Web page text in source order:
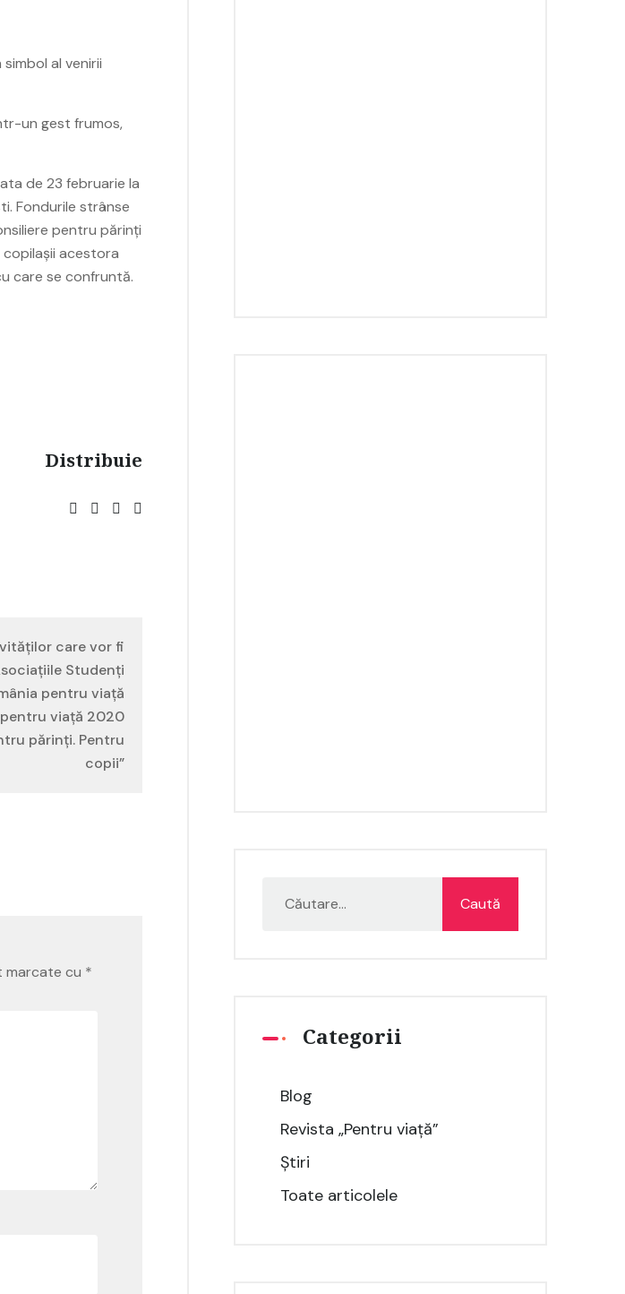
al venirii
un gest frumos,
de 23 februarie la
Fondurile strânse
pentru părinți
copilașii acestora
care se confruntă.
Distribuie
care vor fi
Studenți
pentru viață
viață 2020
părinți. Pentru
copii”
marcate cu *
Categorii
Blog
Revista „Pentru viață”
Știri
Toate articolele